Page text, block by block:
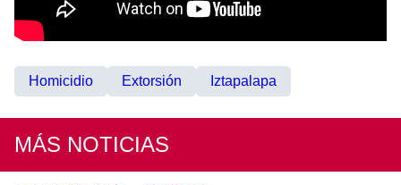
Homicidio Extorsión Iztapalapa
MÁS NOTICIAS